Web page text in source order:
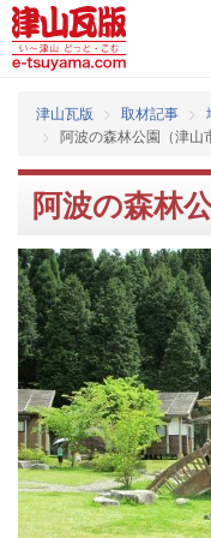
津山瓦版 取材記事
阿波の森林公園（津山
阿波の森林